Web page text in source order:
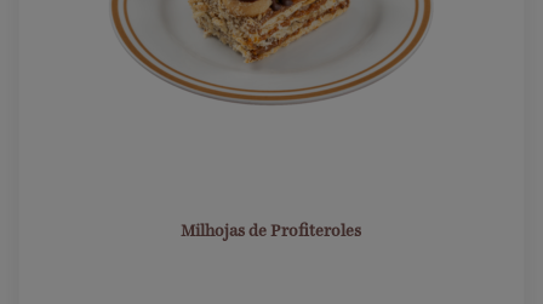
Milhojas de Profiteroles